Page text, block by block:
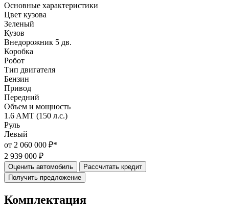
Основные характеристики
Цвет кузова
Зеленый
Кузов
Внедорожник 5 дв.
Коробка
Робот
Тип двигателя
Бензин
Привод
Передний
Объем и мощность
1.6 AMT (150 л.с.)
Руль
Левый
от 2 060 000 ₽*
2 939 000 ₽
Оценить автомобиль
Рассчитать кредит
Получить предложение
Комплектация